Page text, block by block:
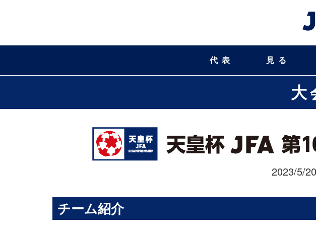
代表 見る
大
2023/5/
チーム紹介